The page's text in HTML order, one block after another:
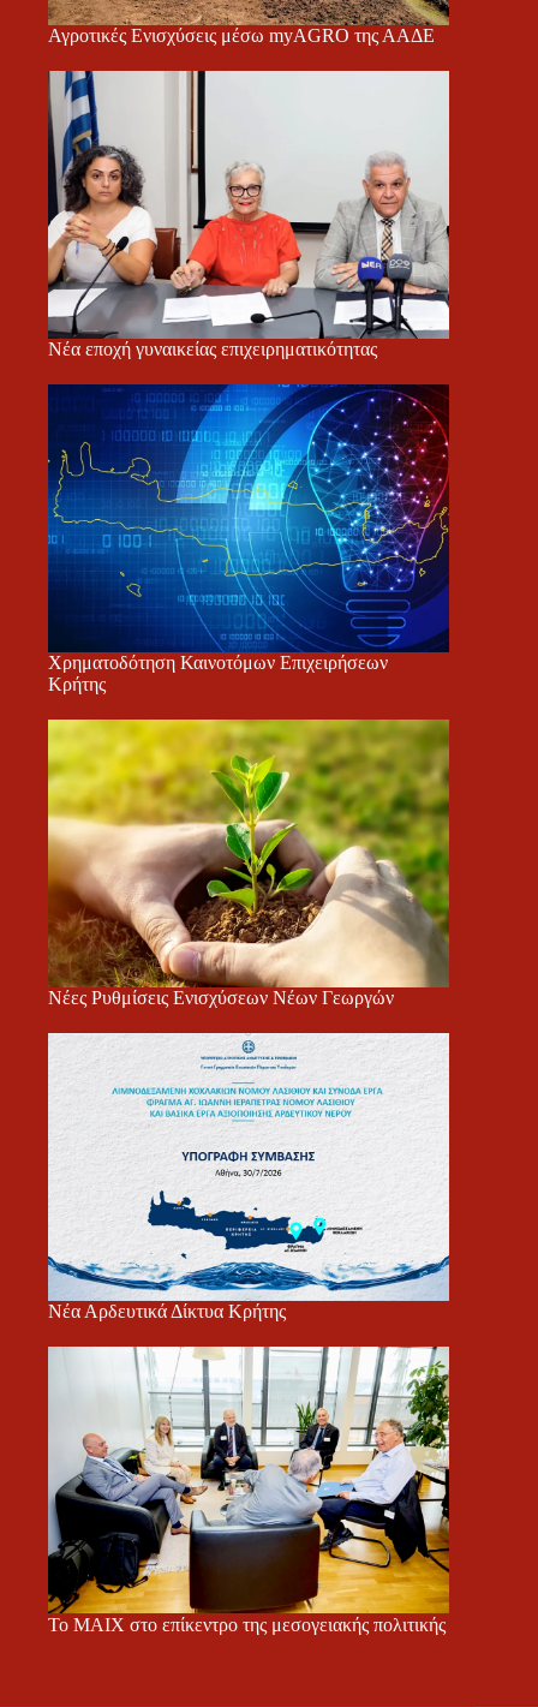
Αγροτικές Ενισχύσεις μέσω myAGRO της ΑΑΔΕ
Νέα εποχή γυναικείας επιχειρηματικότητας
Χρηματοδότηση Καινοτόμων Επιχειρήσεων
Κρήτης
Νέες Ρυθμίσεις Ενισχύσεων Νέων Γεωργών
Νέα Αρδευτικά Δίκτυα Κρήτης
Το ΜΑΙΧ στο επίκεντρο της μεσογειακής πολιτικής